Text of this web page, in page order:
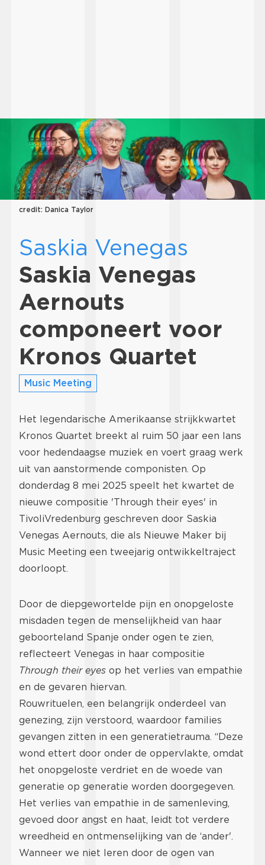
credit: Danica Taylor
Saskia Venegas
Saskia Venegas
Aernouts
componeert voor
Kronos Quartet
Music Meeting
Het legendarische Amerikaanse strijkkwartet
Kronos Quartet breekt al ruim 50 jaar een lans
voor hedendaagse muziek en voert graag werk
uit van aanstormende componisten. Op
donderdag 8 mei 2025 speelt het kwartet de
nieuwe compositie 'Through their eyes' in
TivoliVredenburg geschreven door Saskia
Venegas Aernouts, die als Nieuwe Maker bij
Music Meeting een tweejarig ontwikkeltraject
doorloopt.
Door de diepgewortelde pijn en onopgeloste
misdaden tegen de menselijkheid van haar
geboorteland Spanje onder ogen te zien,
reflecteert Venegas in haar compositie
Through their eyes op het verlies van empathie
en de gevaren hiervan.
Rouwrituelen, een belangrijk onderdeel van
genezing, zijn verstoord, waardoor families
gevangen zitten in een generatietrauma. “Deze
wond ettert door onder de oppervlakte, omdat
het onopgeloste verdriet en de woede van
generatie op generatie worden doorgegeven.
Het verlies van empathie in de samenleving,
gevoed door angst en haat, leidt tot verdere
wreedheid en ontmenselijking van de ‘ander'.
Wanneer we niet leren door de ogen van